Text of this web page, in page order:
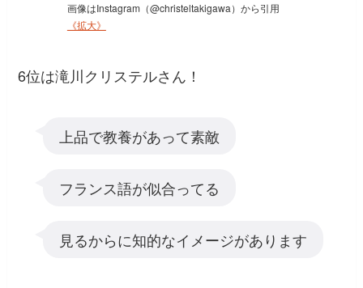
画像はInstagram（@christeltakigawa）から引用
《拡大》
6位は滝川クリステルさん！
上品で教養があって素敵
フランス語が似合ってる
見るからに知的なイメージがあります